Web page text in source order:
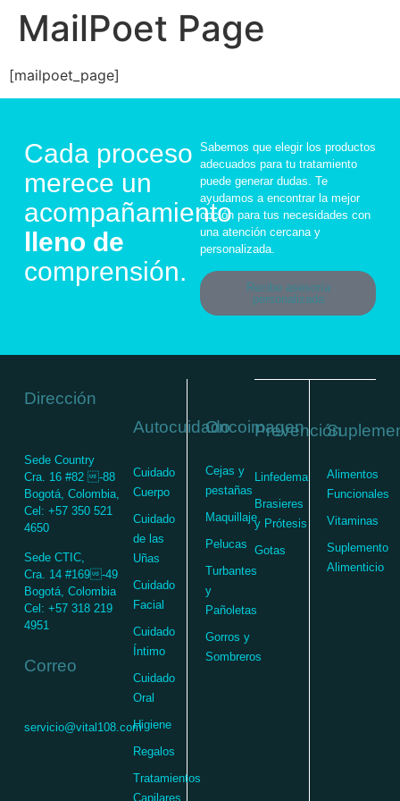
MailPoet Page
[mailpoet_page]
Cada proceso
merece un
acompañamiento
lleno de
comprensión.
Sabemos que elegir los productos
adecuados para tu tratamiento
puede generar dudas. Te
ayudamos a encontrar la mejor
opción para tus necesidades con
una atención cercana y
personalizada.
Recibe asesoría
personalizada
Dirección
Sede Country
Cra. 16 #82 -88
Bogotá, Colombia,
Cel: +57 350 521
4650
Sede CTIC,
Cra. 14 #169-49
Bogotá, Colombia
Cel: +57 318 219
4951
Correo
servicio@vital108.com
Autocuidado
Cuidado
Cuerpo
Cuidado
de las
Uñas
Cuidado
Facial
Cuidado
Íntimo
Cuidado
Oral
Higiene
Regalos
Tratamientos
Capilares
Oncoimagen
Cejas y
pestañas
Maquillaje
Pelucas
Turbantes
y
Pañoletas
Gorros y
Sombreros
Prevención
Linfedema
Brasieres
y Prótesis
Gotas
Alimentos
Funcionales
Vitaminas
Suplemento
Alimenticio